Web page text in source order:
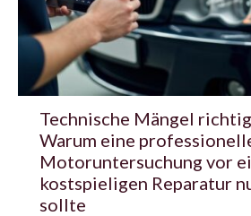
Technische Mängel
Warum eine
Motoruntersuchung vor
kostspieligen Reparatur
sollte